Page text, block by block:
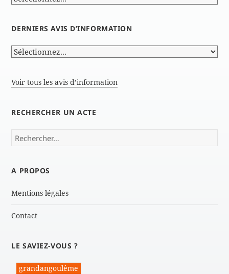
DERNIERS AVIS D’INFORMATION
Voir tous les avis d’information
RECHERCHER UN ACTE
Rechercher :
A PROPOS
Mentions légales
Contact
LE SAVIEZ-VOUS ?
grandangoulême